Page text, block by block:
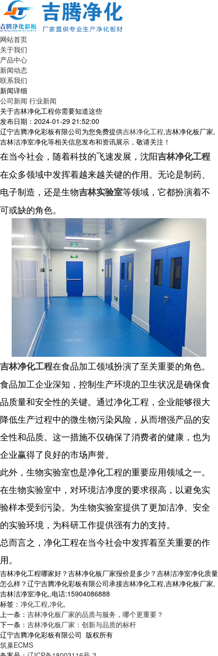
网站首页
关于我们
产品中心
新闻动态
联系我们
新闻详细
公司新闻 行业新闻
关于吉林净化工程你需要知道这些
发布日期：2024-01-29 21:52:00
辽宁吉腾净化彩板有限公司为您免费提供吉林净化工程,吉林净化板厂家,
吉林洁净室净化等相关信息发布和资讯展示，敬请关注！
在当今社会，随着科技的飞速发展，沈阳吉林净化工程
在众多领域中发挥着越来越关键的作用。无论是制药、
电子制造，还是生物吉林实验室等领域，它都扮演着不
可或缺的角色。
吉林净化工程在食品加工领域扮演了至关重要的角色。
食品加工企业深知，控制生产环境的卫生状况是确保食
品质量和安全性的关键。通过净化工程，企业能够很大
降低生产过程中的微生物污染风险，从而增强产品的安
全性和品质。这一措施不仅确保了消费者的健康，也为
企业赢得了良好的市场声誉。
此外，生物实验室也是净化工程的重要应用领域之一。
在生物实验室中，对环境洁净度的要求很高，以避免实
验样本受到污染。为生物实验室提供了更加洁净、安全
的实验环境，为科研工作提供强有力的支持。
总而言之，净化工程在当今社会中发挥着至关重要的作
用。
吉林净化工程哪家好？吉林净化板厂家报价是多少？吉林洁净室净化质量
怎么样？辽宁吉腾净化彩板有限公司承接吉林净化工程,吉林净化板厂家,
吉林洁净室净化,,电话:15904086888
标签： 净化工程,净化,
上一条： 吉林净化板厂家的品质与服务，哪个更重要？
下一条： 吉林净化板厂家：创新与品质的标杆
辽宁吉腾净化彩板有限公司 版权所有
筑巢ECMS